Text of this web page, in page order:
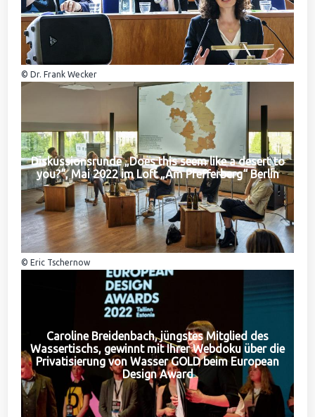
© Dr. Frank Wecker
Diskussionsrunde „Does this seem like a desert to
you?“, Mai 2022 im Loft „Am Pfefferberg“ Berlin
© Eric Tschernow
Caroline Breidenbach, jüngstes Mitglied des
Wassertischs, gewinnt mit Ihrer Webdoku über die
Privatisierung von Wasser GOLD beim European
Design Award